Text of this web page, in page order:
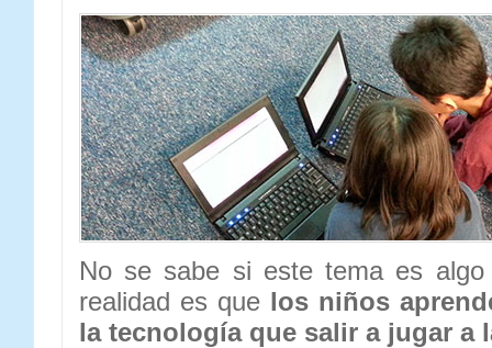
No se sabe si este tema es
realidad es que los niños
la tecnología que salir a jugar a